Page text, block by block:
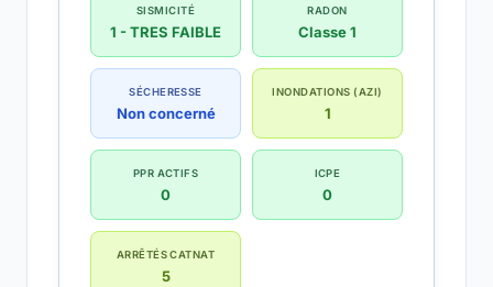
SISMICITÉ
1 - TRES FAIBLE
RADON
Classe 1
SÉCHERESSE
Non concerné
INONDATIONS (AZI)
1
PPR ACTIFS
0
ICPE
0
ARRÊTÉS CATNAT
5